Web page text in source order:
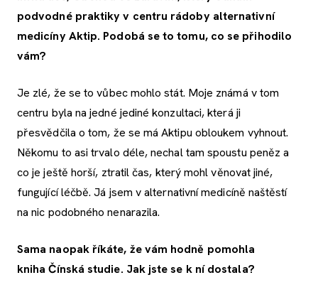
podvodné praktiky v centru rádoby alternativní
medicíny Aktip. Podobá se to tomu, co se přihodilo
vám?
Je zlé, že se to vůbec mohlo stát. Moje známá v tom
centru byla na jedné jediné konzultaci, která ji
přesvědčila o tom, že se má Aktipu obloukem vyhnout.
Někomu to asi trvalo déle, nechal tam spoustu peněz a
co je ještě horší, ztratil čas, který mohl věnovat jiné,
fungující léčbě. Já jsem v alternativní medicíně naštěstí
na nic podobného nenarazila.
Sama naopak říkáte, že vám hodně pomohla
kniha Čínská studie. Jak jste se k ní dostala?